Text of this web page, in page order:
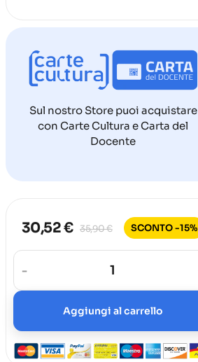
Sul nostro Store puoi acquistare
con Carte Cultura e Carta del
Docente
30,52 € 35,90 € SCONTO -15%
-
Aggiungi al carrello